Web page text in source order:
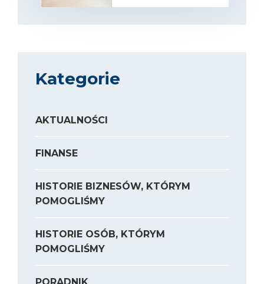
Kategorie
AKTUALNOŚCI
FINANSE
HISTORIE BIZNESÓW, KTÓRYM
POMOGLIŚMY
HISTORIE OSÓB, KTÓRYM
POMOGLIŚMY